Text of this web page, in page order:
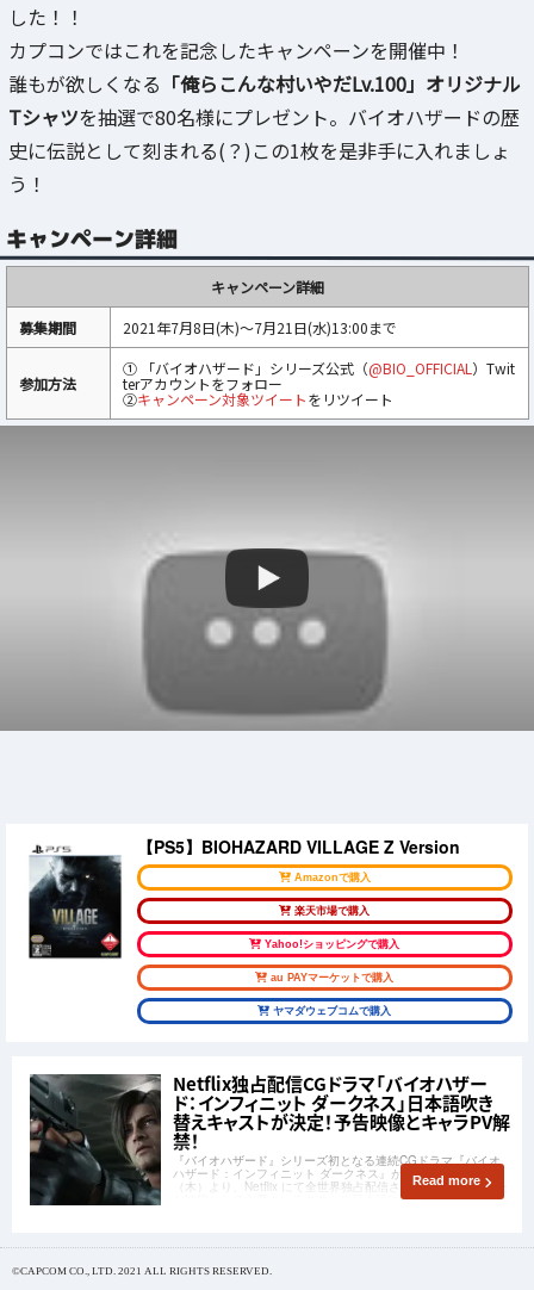
した！！
カプコンではこれを記念したキャンペーンを開催中！
誰もが欲しくなる 「俺らこんな村いやだLv.100」オリジナル
Tシャツを抽選で80名様にプレゼント。バイオハザードの歴
史に伝説として刻まれる(？)この1枚を是非手に入れましょ
う！
キャンペーン詳細
キャンペーン詳細
募集期間
2021年7月8日(木)～7月21日(水)13:00まで
参加方法
① 「バイオハザード」シリーズ公式（@BIO_OFFICIAL ）Twit
terアカウントをフォロー
②キャンペーン対象ツイートをリツイート
【PS5】BIOHAZARD VILLAGE Z Version
Amazonで購入
楽天市場で購入
Yahoo!ショッピングで購入
au PAYマーケットで購入
ヤマダウェブコムで購入
Netflix独占配信CGドラマ「バイオハザー
ド：インフィニット ダークネス」日本語吹き
替えキャストが決定！予告映像とキャラPV解
禁！
『バイオハザード』シリーズ初となる連続CGドラマ『バイオ
ハザード：インフィニット ダークネス』が、2021年7月8日
（木）より、Netflix にて全世界独占配信されます。今回、新た
な情報として主要キャラクターの日本語吹き替えキャストが決
Read more
©CAPCOM CO., LTD. 2021 ALL RIGHTS RESERVED.